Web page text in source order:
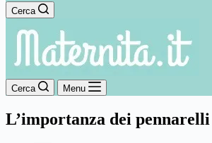
Cerca
Cerca Menu
L’importanza dei